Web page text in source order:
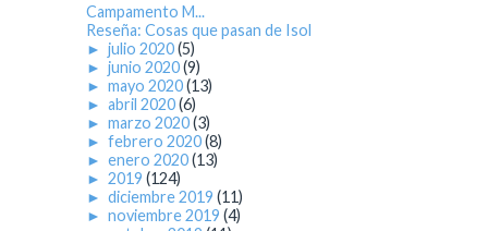
Campamento M...
Reseña: Cosas que pasan de Isol
► julio 2020(5)
► junio 2020(9)
► mayo 2020(13)
► abril 2020(6)
► marzo 2020(3)
► febrero 2020(8)
► enero 2020(13)
► 2019 (124)
► diciembre 2019 (11)
► noviembre 2019 (4)